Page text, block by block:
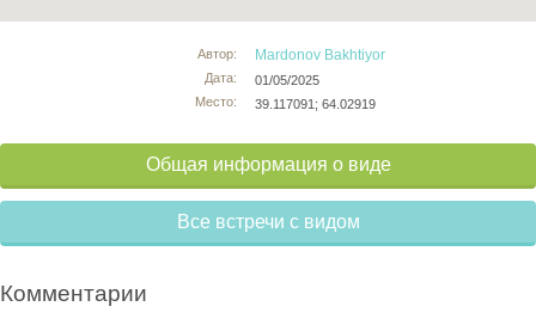
Автор:
Дата:
Место:
Mardonov Bakhtiyor
01/05/2025
39.117091; 64.02919
Общая информация о виде
Все встречи с видом
Комментарии